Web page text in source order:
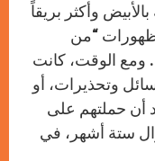
وأكثر بريقاً
“من
ومع الوقت، كانت
وتحذيرات، أو
أن حملتهم على
الشهر طوال ستة أشهر، في